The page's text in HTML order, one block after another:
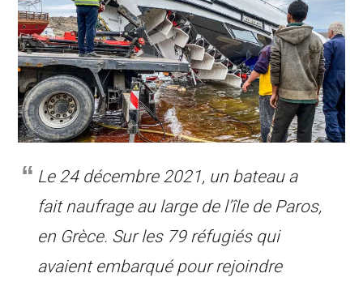
Le 24 décembre 2021, un bateau a
fait naufrage au large de l’île de Paros,
en Grèce. Sur les 79 réfugiés qui
avaient embarqué pour rejoindre